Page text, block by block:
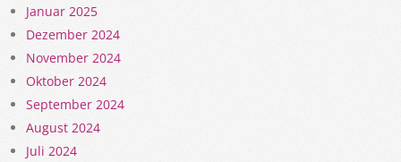
Januar 2025
Dezember 2024
November 2024
Oktober 2024
September 2024
August 2024
Juli 2024